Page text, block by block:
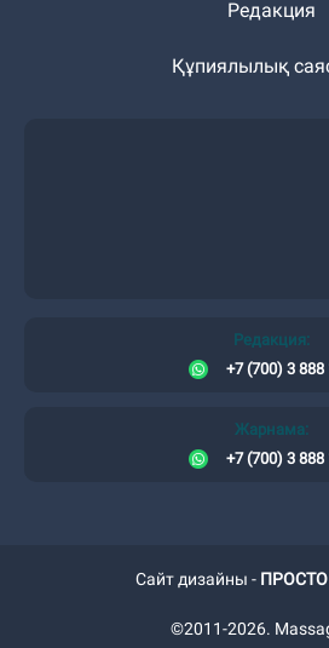
Редакция
Құпиялылық
Редакция:
+7 (700) 3 888
Жарнама:
+7 (700) 3 888
©2011-2026.
Сайт дизайны -